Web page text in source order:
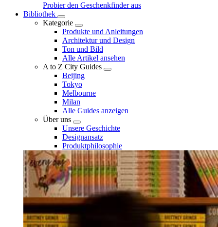
Probier den Geschenkfinder aus
Bibliothek
Kategorie
Produkte und Anleitungen
Architektur und Design
Ton und Bild
Alle Artikel ansehen
A to Z City Guides
Beijing
Tokyo
Melbourne
Milan
Alle Guides anzeigen
Über uns
Unsere Geschichte
Designansatz
Produktphilosophie